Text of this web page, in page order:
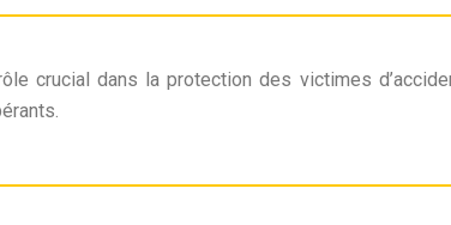
crucial dans la protection des victimes